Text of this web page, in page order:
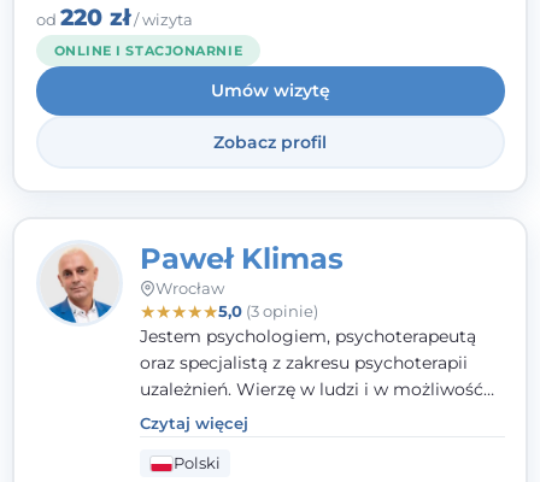
w wyrażaniu swojego zdania. Kieruję się
etyką zawodową, wierząc, że każdy
człowiek powinien otrzymać wsparcie i
pomoc, by poradzić sobie ze swoimi
problemami.
od 220 zł/ wizyta
ONLINE I STACJONARNIE
Umów wizytę
Zobacz profil
Paweł Klimas
Wrocław
★★★★★5,0(3 opinie)
Jestem psychologiem, psychoterapeutą
oraz specjalistą z zakresu psychoterapii
uzależnień. Wierzę w ludzi i w możliwość
wprowadzenia zmian w ich życiu. Bardzo
często przekonuje się o tym, że każdy z nas,
w tym Ty i ja, ma wpływ na swoje
Czytaj więcej
Polski